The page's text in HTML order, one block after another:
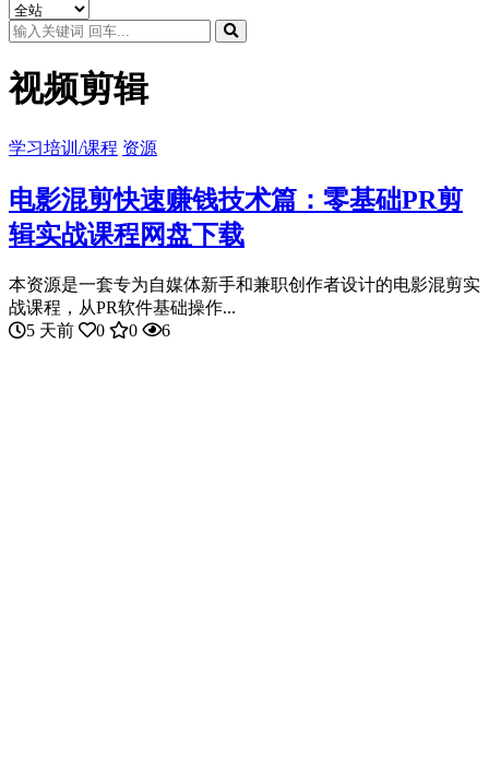
视频剪辑
学习培训/课程 资源
电影混剪快速赚钱技术篇：零基础PR剪
辑实战课程网盘下载
本资源是一套专为自媒体新手和兼职创作者设计的电影混剪实
战课程，从PR软件基础操作...
5 天前
0 0 6